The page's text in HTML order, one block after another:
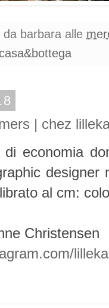
da barbara alle
casa&bottega
| chez
economia
designer
al cm:
Christensen